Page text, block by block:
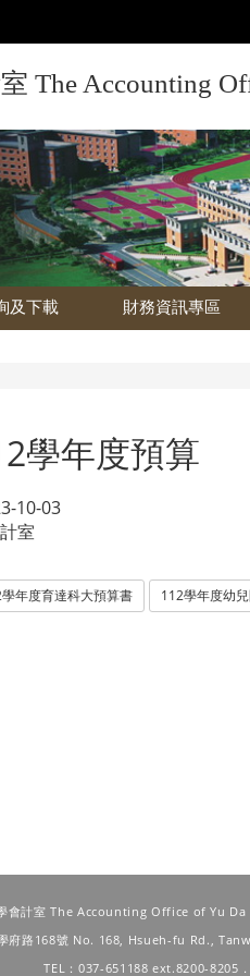
The Accounting
及下載 財務資訊專區
學年度預算
10-03
室
年度育達科大預算書 112學年度幼
會計室 The Accounting Office of Yu
府路168號 No. 168, Hsueh-fu Rd.,
TEL：037-651188 ext.8200-8205